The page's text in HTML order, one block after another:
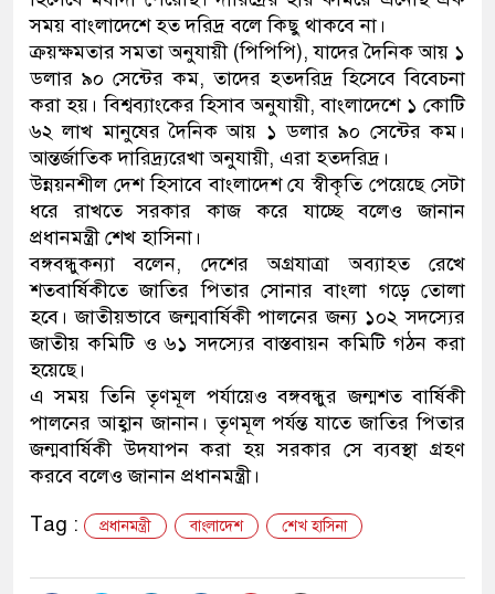
সময় বাংলাদেশে হত দরিদ্র বলে কিছু থাকবে না।
ক্রয়ক্ষমতার সমতা অনুযায়ী (পিপিপি), যাদের দৈনিক আয় ১
ডলার ৯০ সেন্টের কম, তাদের হতদরিদ্র হিসেবে বিবেচনা
করা হয়। বিশ্বব্যাংকের হিসাব অনুযায়ী, বাংলাদেশে ১ কোটি
৬২ লাখ মানুষের দৈনিক আয় ১ ডলার ৯০ সেন্টের কম।
আন্তর্জাতিক দারিদ্র্যরেখা অনুযায়ী, এরা হতদরিদ্র।
উন্নয়নশীল দেশ হিসাবে বাংলাদেশ যে স্বীকৃতি পেয়েছে সেটা
ধরে রাখতে সরকার কাজ করে যাচ্ছে বলেও জানান
প্রধানমন্ত্রী শেখ হাসিনা।
বঙ্গবন্ধুকন্যা বলেন, দেশের অগ্রযাত্রা অব্যাহত রেখে
শতবার্ষিকীতে জাতির পিতার সোনার বাংলা গড়ে তোলা
হবে। জাতীয়ভাবে জন্মবার্ষিকী পালনের জন্য ১০২ সদস্যের
জাতীয় কমিটি ও ৬১ সদস্যের বাস্তবায়ন কমিটি গঠন করা
হয়েছে।
এ সময় তিনি তৃণমূল পর্যায়েও বঙ্গবন্ধুর জন্মশত বার্ষিকী
পালনের আহ্বান জানান। তৃণমূল পর্যন্ত যাতে জাতির পিতার
জন্মবার্ষিকী উদযাপন করা হয় সরকার সে ব্যবস্থা গ্রহণ
করবে বলেও জানান প্রধানমন্ত্রী।
Tag :
প্রধানমন্ত্রী বাংলাদেশ শেখ হাসিনা